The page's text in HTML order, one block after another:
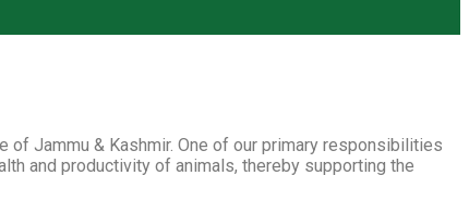
Jammu & Kashmir. One of our primary responsibilities
and productivity of animals, thereby supporting the